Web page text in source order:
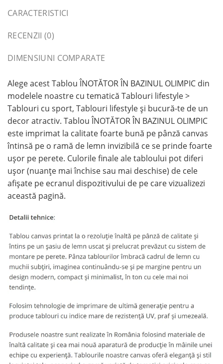
CARACTERISTICI
RECENZII (0)
DIMENSIUNI COMPARATE
Alege acest Tablou ÎNOTĂTOR ÎN BAZINUL OLIMPIC din
modelele noastre cu tematică Tablouri lifestyle >
Tablouri cu sport, Tablouri lifestyle și bucură-te de un
decor atractiv. Tablou ÎNOTĂTOR ÎN BAZINUL OLIMPIC
este imprimat la calitate foarte bună pe pânză canvas
întinsă pe o ramă de lemn invizibilă ce se prinde foarte
ușor pe perete. Culorile finale ale tabloului pot diferi
ușor (nuanțe mai închise sau mai deschise) de cele
afișate pe ecranul dispozitivului de pe care vizualizezi
această pagină.